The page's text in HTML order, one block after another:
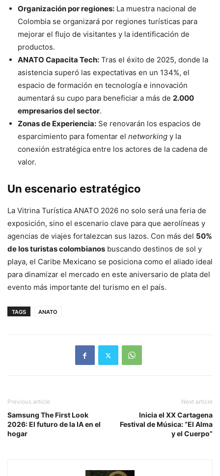
Organización por regiones: La muestra nacional de
Colombia se organizará por regiones turísticas para
mejorar el flujo de visitantes y la identificación de
productos.
ANATO Capacita Tech: Tras el éxito de 2025, donde la
asistencia superó las expectativas en un 134%, el
espacio de formación en tecnología e innovación
aumentará su cupo para beneficiar a más de 2.000
empresarios del sector.
Zonas de Experiencia: Se renovarán los espacios de
esparcimiento para fomentar el networking y la
conexión estratégica entre los actores de la cadena de
valor.
Un escenario estratégico
La Vitrina Turística ANATO 2026 no solo será una feria de
exposición, sino el escenario clave para que aerolíneas y
agencias de viajes fortalezcan sus lazos. Con más del 50%
de los turistas colombianos buscando destinos de sol y
playa, el Caribe Mexicano se posiciona como el aliado ideal
para dinamizar el mercado en este aniversario de plata del
evento más importante del turismo en el país.
TAGS ANATO
Previous article
Samsung The First Look
2026: El futuro de la IA en el
hogar
Next article
Inicia el XX Cartagena
Festival de Música: “El Alma
y el Cuerpo”